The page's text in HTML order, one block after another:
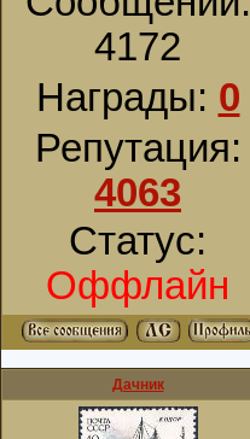
4172
Награды: 0
Репутация:
4063
Статус:
Оффлайн
Дачник